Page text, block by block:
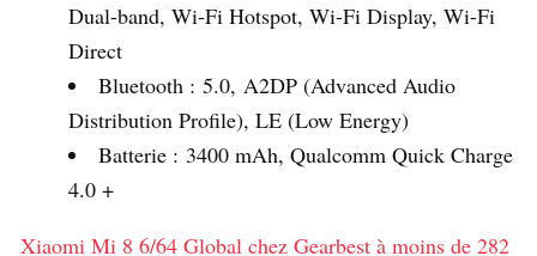
Dual-band, Wi-Fi Hotspot, Wi-Fi Display, Wi-Fi
Direct
Bluetooth : 5.0, A2DP (Advanced Audio
Distribution Profile), LE (Low Energy)
Batterie : 3400 mAh, Qualcomm Quick Charge
4.0 +
Xiaomi Mi 8 6/64 Global chez Gearbest à moins de 282